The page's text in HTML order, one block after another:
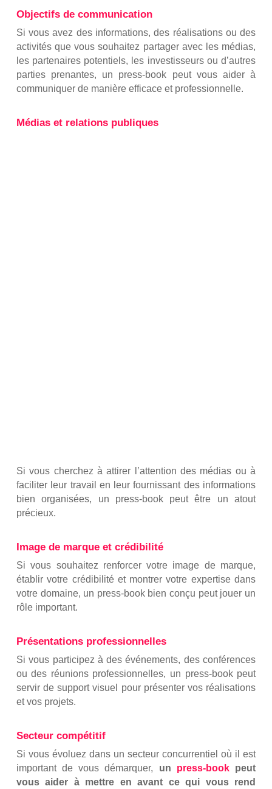
Objectifs de communication
Si vous avez des informations, des réalisations ou des
activités que vous souhaitez partager avec les médias,
les partenaires potentiels, les investisseurs ou d’autres
parties prenantes, un press-book peut vous aider à
communiquer de manière efficace et professionnelle.
Médias et relations publiques
Si vous cherchez à attirer l’attention des médias ou à
faciliter leur travail en leur fournissant des informations
bien organisées, un press-book peut être un atout
précieux.
Image de marque et crédibilité
Si vous souhaitez renforcer votre image de marque,
établir votre crédibilité et montrer votre expertise dans
votre domaine, un press-book bien conçu peut jouer un
rôle important.
Présentations professionnelles
Si vous participez à des événements, des conférences
ou des réunions professionnelles, un press-book peut
servir de support visuel pour présenter vos réalisations
et vos projets.
Secteur compétitif
Si vous évoluez dans un secteur concurrentiel où il est
important de vous démarquer, un press-bookpeut
vous aider à mettre en avant ce qui vous rend